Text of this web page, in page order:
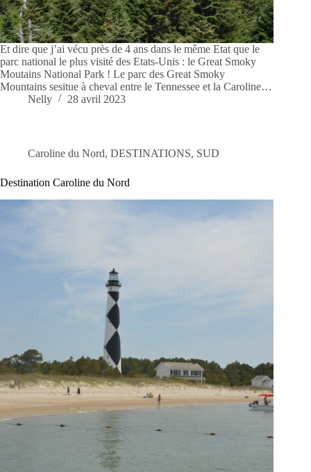
Et dire que j’ai vécu près de 4 ans dans le même Etat que le
parc national le plus visité des Etats-Unis : le Great Smoky
Moutains National Park ! Le parc des Great Smoky
Mountains sesitue à cheval entre le Tennessee et la Caroline…
Nelly
28 avril 2023
Caroline du Nord, DESTINATIONS, SUD
Destination Caroline du Nord